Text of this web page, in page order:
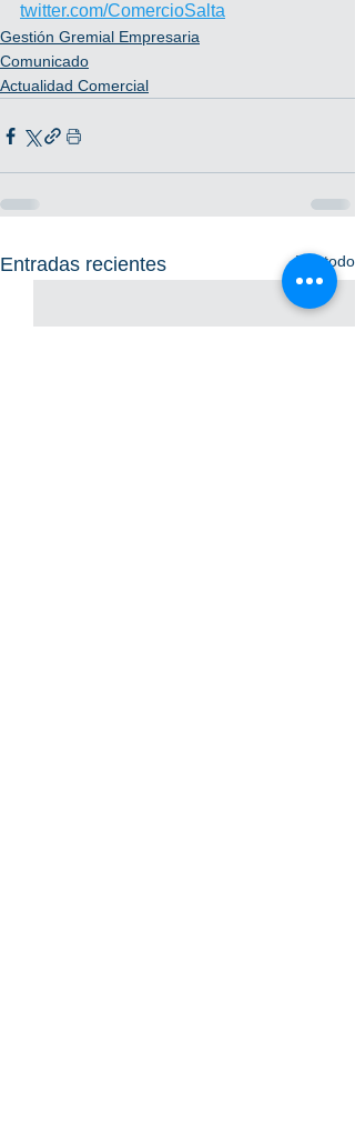
twitter.com/ComercioSalta
Gestión Gremial Empresaria
Comunicado
Actualidad Comercial
Entradas recientes Ver todo